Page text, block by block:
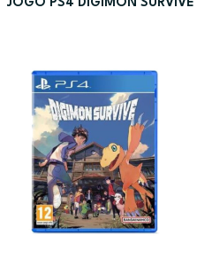
JOGO PS4 DIGIMON SURVIVE